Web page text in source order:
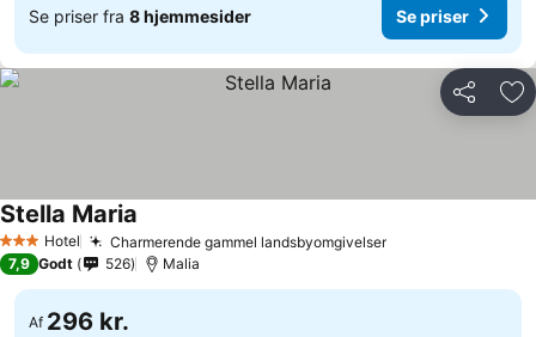
Se priser fra 8 hjemmesider Se priser
Del
3 StjernerHotel Charmerende gammel landsbyomgivelser
Stella Maria
7,9 Godt 526 Malia
Af 296 kr.